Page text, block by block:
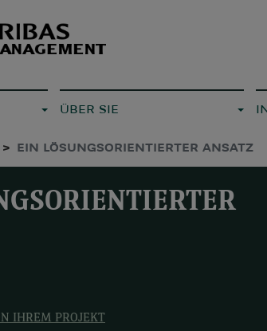
ÜBER SIE
EIN LÖSUNGSORIENTIERTER ANSATZ
IHREM PROJEKT